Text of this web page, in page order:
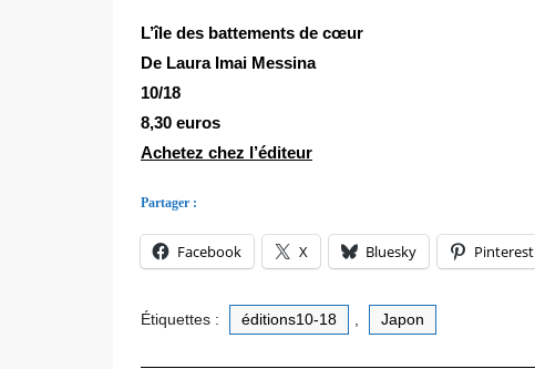
L’île des battements de cœur
De Laura Imai Messina
10/18
8,30 euros
Achetez chez l’éditeur
Partager :
Facebook X Bluesky Pinterest
Étiquettes : éditions10-18 Japon